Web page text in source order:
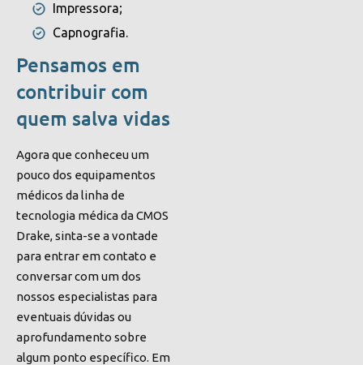
Impressora;
Capnografia.
Pensamos em
contribuir com
quem salva vidas
Agora que conheceu um
pouco dos equipamentos
médicos da linha de
tecnologia médica da CMOS
Drake, sinta-se a vontade
para entrar em contato e
conversar com um dos
nossos especialistas para
eventuais dúvidas ou
aprofundamento sobre
algum ponto específico. Em